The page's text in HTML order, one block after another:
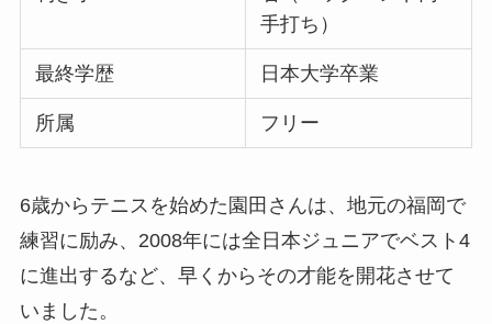
手打ち）
最終学歴 日本大学卒業
所属 フリー
6歳からテニスを始めた園田さんは、地元の福岡で
練習に励み、2008年には全日本ジュニアでベスト4
に進出するなど、早くからその才能を開花させて
いました。